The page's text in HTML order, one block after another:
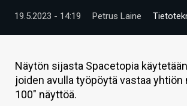
VIDEOT
TECHBBS
TIETOA
HINTA.FI
19.5.2023 - 14:19 Petrus Laine
Näytön sijasta Spacetopia
joiden avulla työpöytä vastaa yhtiön
100" näyttöä.